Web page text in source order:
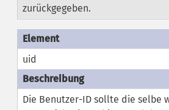
zurückgegeben.
uid
Die Benutzer-ID sollte die selbe